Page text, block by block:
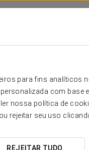
para fins analíticos
com base
nossa política de
rejeitar seu uso
REJEITAR TUDO